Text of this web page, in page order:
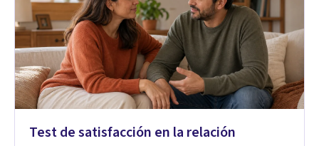
Test de satisfacción en la relación